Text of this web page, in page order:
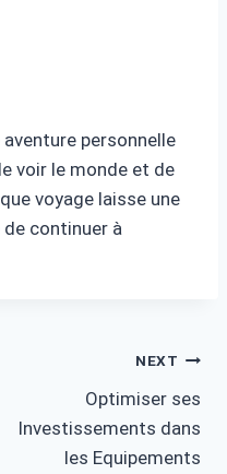
personnelle
voir le monde et de
voyage laisse une
continuer à
NEXT
Optimiser ses
Investissements dans
les Equipements